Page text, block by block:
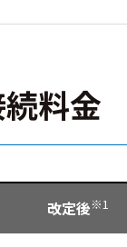
料金
改定後※1